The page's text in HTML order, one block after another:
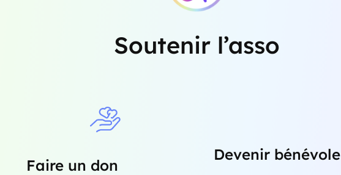
Soutenir l’asso
Faire un don
Devenir bénévole